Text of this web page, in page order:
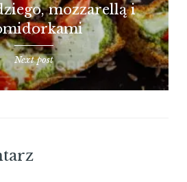
mozzarellą i
Next post